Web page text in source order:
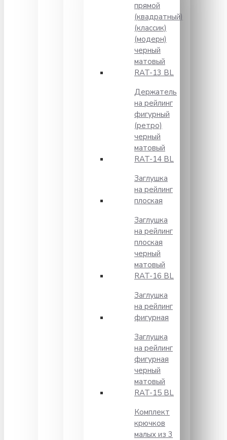
прямой
(квадратный)
(классик)
(модерн)
черный
матовый
RAT-13 BL
Держатель
на рейлинг
фигурный
(ретро)
черный
матовый
RAT-14 BL
Заглушка
на рейлинг
плоская
Заглушка
на рейлинг
плоская
черный
матовый
RAT-16 BL
Заглушка
на рейлинг
фигурная
Заглушка
на рейлинг
фигурная
черный
матовый
RAT-15 BL
Комплект
крючков
малых из 3